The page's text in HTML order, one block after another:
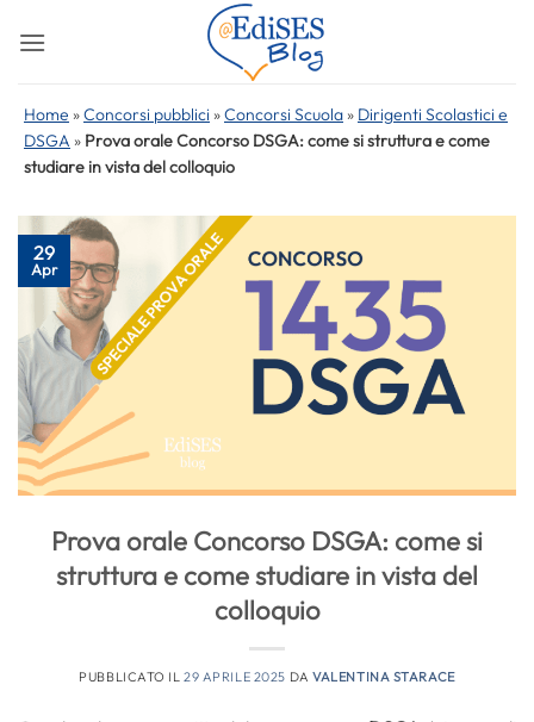
Home »Concorsi pubblici »Concorsi Scuola » Dirigenti Scolastici e
DSGA » Prova orale Concorso DSGA: come si struttura e come
studiare in vista del colloquio
29
Apr
Prova orale Concorso DSGA: come si
struttura e come studiare in vista del
colloquio
PUBBLICATO IL29 APRILE 2025 DAVALENTINA STARACE